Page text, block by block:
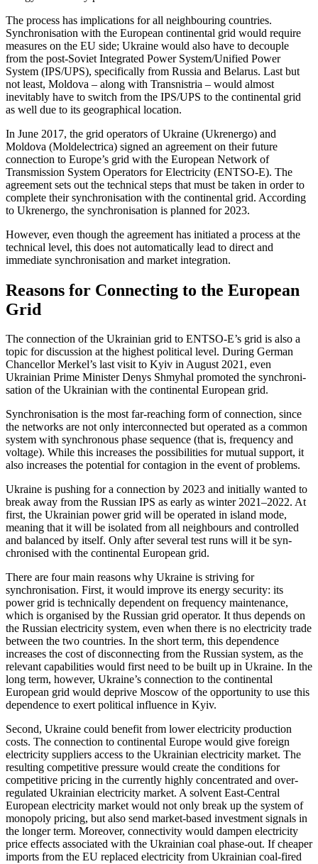
The process has implications for all neigh­bouring countries.
Synchronisation with the European continental grid would require
measures on the EU side; Ukraine would also have to decouple
from the post-Soviet Integrated Power System/Unified Power
System (IPS/UPS), specifically from Russia and Belarus. Last but
not least, Mol­dova – along with Transnistria – would almost
inevitably have to switch from the IPS/UPS to the continental grid
as well due to its geographical location.
In June 2017, the grid operators of Ukraine (Ukrenergo) and
Moldova (Mold­electrica) signed an agreement on their future
connection to Europe’s grid with the European Network of
Transmission System Operators for Electricity (ENTSO-E). The
agreement sets out the technical steps that must be taken in order to
complete their synchronisation with the continental grid. According
to Ukrenergo, the synchronisa­tion is planned for 2023.
However, even though the agreement has initiated a process at the
technical level, this does not automatically lead to direct and
immediate synchronisation and market integration.
Reasons for Connecting to the European
Grid
The connection of the Ukrainian grid to ENTSO-E’s grid is also a
topic for discussion at the highest political level. During Ger­man
Chancellor Merkel’s last visit to Kyiv in August 2021, even
Ukrainian Prime Minis­ter Denys Shmyhal promoted the syn­chroni­
sation of the Ukrainian with the con­ti­nent­al European grid.
Synchronisation is the most far-reaching form of connection, since
the networks are not only interconnected but operated as a common
system with synchronous phase sequence (that is, frequency and
voltage). While this increases the possibilities for mutual support, it
also increases the poten­tial for contagion in the event of problems.
Ukraine is pushing for a connection by 2023 and initially wanted to
break away from the Russian IPS as early as winter 2021–2022. At
first, the Ukrainian power grid will be operated in island mode,
mean­ing that it will be isolated from all neigh­bours and controlled
and balanced by itself. Only after several test runs will it be syn­
chronised with the continental European grid.
There are four main reasons why Ukraine is striving for
synchronisation. First, it would improve its energy security: its
power grid is technically dependent on frequency maintenance,
which is organised by the Russian grid operator. It thus depends on
the Russian electricity system, even when there is no electricity trade
between the two countries. In the short term, this depend­ence
increases the cost of disconnecting from the Russian system, as the
relevant capabilities would first need to be built up in Ukraine. In the
long term, however, Ukraine’s connection to the continental
European grid would deprive Moscow of the opportunity to use this
dependence to exert political influence in Kyiv.
Second, Ukraine could benefit from lower electricity production
costs. The con­nection to continental Europe would give foreign
electricity suppliers access to the Ukrainian electricity market. The
resulting competitive pressure would create the conditions for
competitive pricing in the cur­rently highly concentrated and over-
regu­lated Ukrainian electricity market. A solvent East-Central
European electricity market would not only break up the system of
monopoly pricing, but also send market-based investment signals in
the longer term. Moreover, connectivity would dampen electricity
price effects associated with the Ukrainian coal phase-out. If cheaper
im­ports from the EU replaced elec­tricity from Ukrainian coal-fired